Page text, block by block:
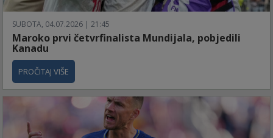
SUBOTA, 04.07.2026 | 21:45
Maroko prvi četvrfinalista Mundijala, pobjedili
Kanadu
PROČITAJ VIŠE